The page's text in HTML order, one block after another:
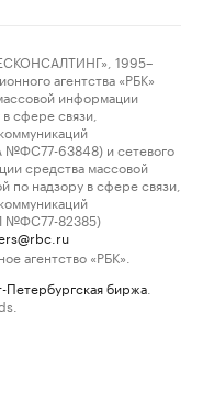
1995–
агентства «РБК»
информации
сфере связи,
№ФС77-63848) и сетевого
средства массовой
надзору в сфере связи,
№ФС77-82385)
агентство «РБК».
Петербургская биржа